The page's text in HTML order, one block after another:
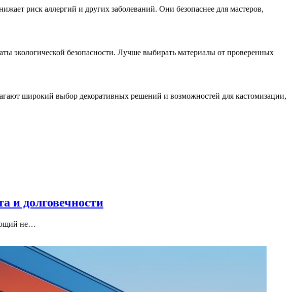
риск аллергий и других заболеваний. Они безопаснее для мастеров,
экологической безопасности. Лучше выбирать материалы от проверенных
широкий выбор декоративных решений и возможностей для кастомизации,
и долговечности
не…